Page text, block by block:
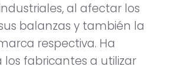
al afectar los
balanzas y también la
respectiva. Ha
fabricantes a utilizar